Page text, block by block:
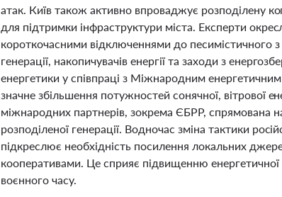
атак. Київ також активно впроваджує розподілену
для підтримки інфраструктури міста. Експерти
короткочасними відключеннями до песимістичного
генерації, накопичувачів енергії та заходи з
енергетики у співпраці з Міжнародним
значне збільшення потужностей сонячної, вітрової
міжнародних партнерів, зокрема ЄБРР, спрямована
розподіленої генерації. Водночас зміна тактики
підкреслює необхідність посилення локальних
кооперативами. Це сприяє підвищенню енергетичної
воєнного часу.